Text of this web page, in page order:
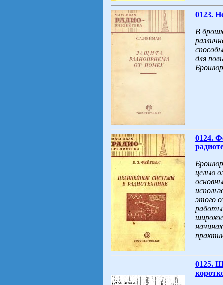
0123.
В
для
0124.
целью
этого
работы
0125.